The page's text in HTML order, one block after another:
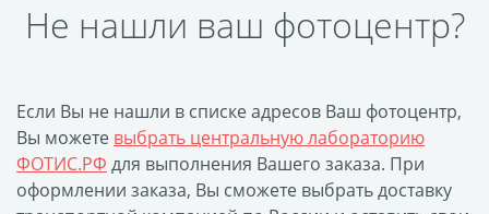
Фото на значке
Бессмертный полк
Ритуальная керамика
Полотенце с именем
Обложка для
Не нашли ваш фотоцентр?
Если Вы не нашли в списке адресов Ваш фотоцентр,
Вы можете выбрать центральную лабораторию
ФОТИС.РФ для выполнения Вашего заказа. При
оформлении заказа, Вы сможете выбрать доставку